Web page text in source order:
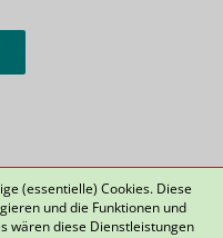
NLZ
(essentielle) Cookies. Diese
und die Funktionen und
wären diese Dienstleistungen